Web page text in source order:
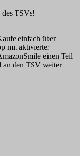
des TSVs!
einfach über
mit aktivierter
einen Teil
an den TSV weiter.